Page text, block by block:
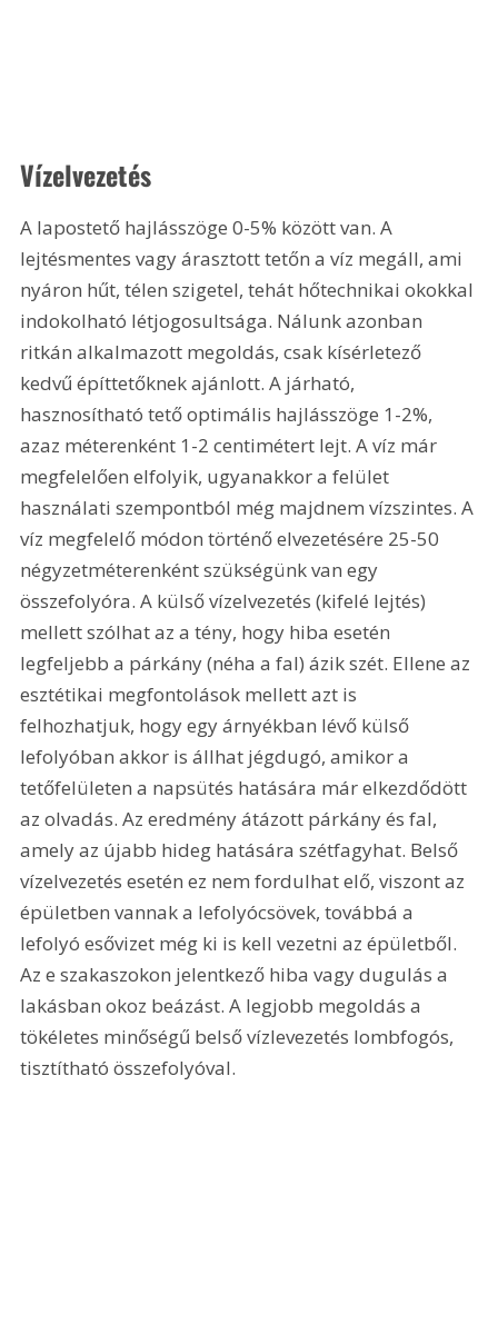
Vízelvezetés
A lapostető hajlásszöge 0-5% között van. A
lejtésmentes vagy árasztott tetőn a víz megáll, ami
nyáron hűt, télen szigetel, tehát hőtechnikai okokkal
indokolható létjogosultsága. Nálunk azonban
ritkán alkalmazott megoldás, csak kísérletező
kedvű építtetőknek ajánlott. A járható,
hasznosítható tető optimális hajlásszöge 1-2%,
azaz méterenként 1-2 centimétert lejt. A víz már
megfelelően elfolyik, ugyanakkor a felület
használati szempontból még majdnem vízszintes. A
víz megfelelő módon történő elvezetésére 25-50
négyzetméterenként szükségünk van egy
összefolyóra. A külső vízelvezetés (kifelé lejtés)
mellett szólhat az a tény, hogy hiba esetén
legfeljebb a párkány (néha a fal) ázik szét. Ellene az
esztétikai megfontolások mellett azt is
felhozhatjuk, hogy egy árnyékban lévő külső
lefolyóban akkor is állhat jégdugó, amikor a
tetőfelületen a napsütés hatására már elkezdődött
az olvadás. Az eredmény átázott párkány és fal,
amely az újabb hideg hatására szétfagyhat. Belső
vízelvezetés esetén ez nem fordulhat elő, viszont az
épületben vannak a lefolyócsövek, továbbá a
lefolyó esővizet még ki is kell vezetni az épületből.
Az e szakaszokon jelentkező hiba vagy dugulás a
lakásban okoz beázást. A legjobb megoldás a
tökéletes minőségű belső vízlevezetés lombfogós,
tisztítható összefolyóval.